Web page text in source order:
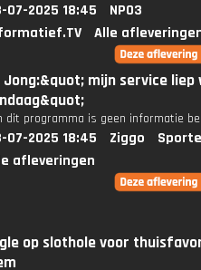
07-2025 18:45
NPO3
Alle
Jong:&quot; mijn service liep
dit programma is geen informatie
07-2025 18:45 Ziggo
afleveringen
op slothole voor